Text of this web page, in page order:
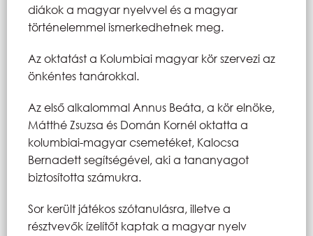
diákok a magyar nyelvvel és a magyar
történelemmel ismerkedhetnek meg.
Az oktatást a Kolumbiai magyar kör szervezi az
önkéntes tanárokkal.
Az első alkalommal Annus Beáta, a kör elnöke,
Mátthé Zsuzsa és Domán Kornél oktatta a
kolumbiai-magyar csemetéket, Kalocsa
Bernadett segítségével, aki a tananyagot
biztosította számukra.
Sor került játékos szótanulásra, illetve a
résztvevők ízelítőt kaptak a magyar nyelv